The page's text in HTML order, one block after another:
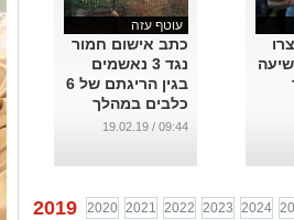
עוטף עזה
כתב אישום חמור
נגד 3 נאשמים
בגין הריגתם של 6
כלבים במהלך
גניבת צאן, גניבת
...
09:44 / 19.02.19
2019 2020 2021 2022 2023 2024